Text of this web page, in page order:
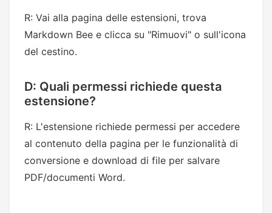
R: Vai alla pagina delle estensioni, trova
Markdown Bee e clicca su "Rimuovi" o sull'icona
del cestino.
D: Quali permessi richiede questa
estensione?
R: L'estensione richiede permessi per accedere
al contenuto della pagina per le funzionalità di
conversione e download di file per salvare
PDF/documenti Word.